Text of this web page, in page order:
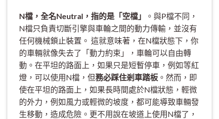
N檔，全名Neutral，指的是「空檔」
。與P檔不同，
N檔只負責切斷引擎與車輪之間的動力傳輸，並沒有
任何機械鎖止裝置。 這就意味著，在N檔狀態下，你
的車輛就像失去了「動力約束」，車輪可以自由轉
動。在平坦的路面上，如果只是短暫停車，例如等紅
燈，可以使用N檔，但務必踩住剎車踏板 。然而，即
使在平坦的路面上，如果長時間處於N檔狀態，輕微
的外力，例如風力或輕微的坡度，都可能導致車輛發
生移動，造成危險。更不用說在坡道上使用N檔了，